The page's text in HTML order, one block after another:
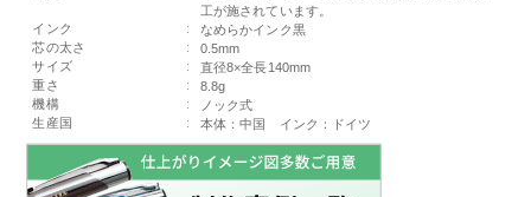
工が施されています。
インク
:
なめらかインク黒
芯の太さ
:
0.5mm
サイズ
:
直径8×全長140mm
重さ
:
8.8g
機構
:
ノック式
生産国
: 本体：中国 インク：ドイツ